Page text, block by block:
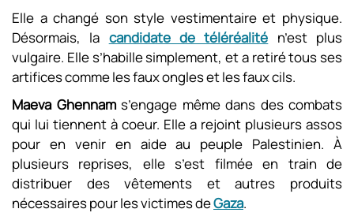
Elle a changé son style vestimentaire et physique.
Désormais, la candidate de téléréalité n’est plus
vulgaire. Elle s’habille simplement, et a retiré tous ses
artifices comme les faux ongles et les faux cils.
Maeva Ghennam s’engage même dans des combats
qui lui tiennent à coeur. Elle a rejoint plusieurs assos
pour en venir en aide au peuple Palestinien. À
plusieurs reprises, elle s’est filmée en train de
distribuer des vêtements et autres produits
nécessaires pour les victimes deGaza.